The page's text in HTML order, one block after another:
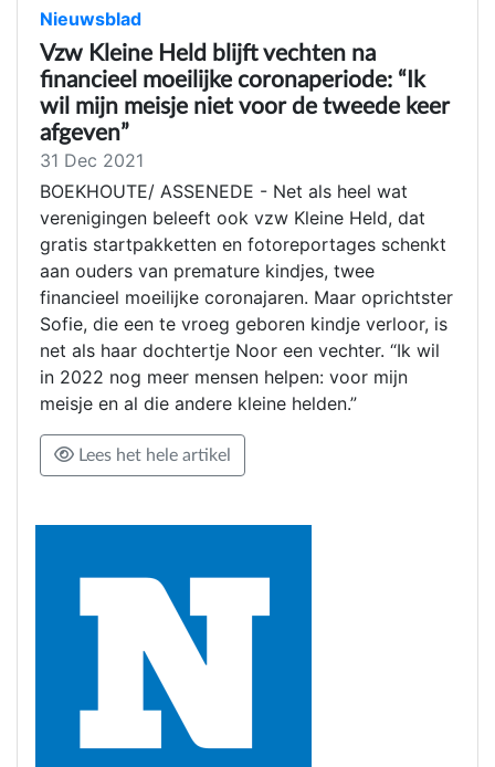
Nieuwsblad
Vzw Kleine Held blijft vechten na
financieel moeilijke coronaperiode: “Ik
wil mijn meisje niet voor de tweede keer
afgeven”
31 Dec 2021
BOEKHOUTE/ ASSENEDE - Net als heel wat
verenigingen beleeft ook vzw Kleine Held, dat
gratis startpakketten en fotoreportages schenkt
aan ouders van premature kindjes, twee
financieel moeilijke coronajaren. Maar oprichtster
Sofie, die een te vroeg geboren kindje verloor, is
net als haar dochtertje Noor een vechter. “Ik wil
in 2022 nog meer mensen helpen: voor mijn
meisje en al die andere kleine helden.”
Lees het hele artikel